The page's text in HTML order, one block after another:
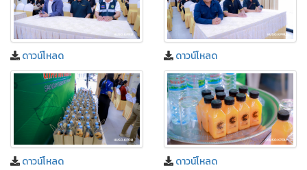
ดาวน์โหลด ดาวน์โหลด
ดาวน์โหลด ดาวน์โหลด